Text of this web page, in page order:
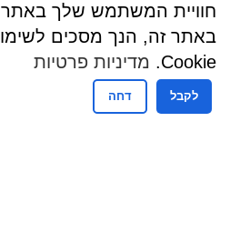
חוויית המשתמש שלך באתר
באתר זה, הנך מסכים
Cookie.
מדיניות פרטיות
לקבל דחה